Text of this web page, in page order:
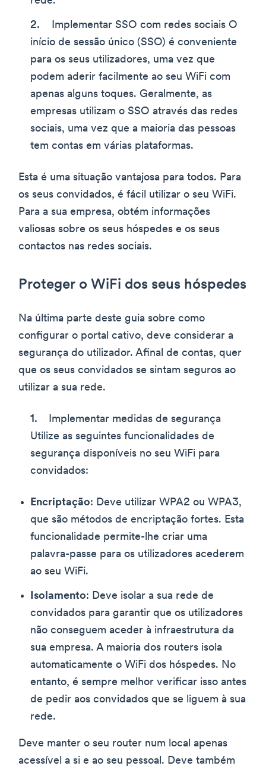
Implementar SSO com redes sociais O
início de sessão único (SSO) é conveniente
para os seus utilizadores, uma vez que
podem aderir facilmente ao seu WiFi com
apenas alguns toques. Geralmente, as
empresas utilizam o SSO através das redes
sociais, uma vez que a maioria das pessoas
tem contas em várias plataformas.
Esta é uma situação vantajosa para todos. Para
os seus convidados, é fácil utilizar o seu WiFi.
Para a sua empresa, obtém informações
valiosas sobre os seus hóspedes e os seus
contactos nas redes sociais.
Proteger o WiFi dos seus hóspedes
Na última parte deste guia sobre como
configurar o portal cativo, deve considerar a
segurança do utilizador. Afinal de contas, quer
que os seus convidados se sintam seguros ao
utilizar a sua rede.
Implementar medidas de segurança
Utilize as seguintes funcionalidades de
segurança disponíveis no seu WiFi para
convidados:
Encriptação: Deve utilizar WPA2 ou WPA3,
que são métodos de encriptação fortes. Esta
funcionalidade permite-lhe criar uma
palavra-passe para os utilizadores acederem
ao seu WiFi.
Isolamento: Deve isolar a sua rede de
convidados para garantir que os utilizadores
não conseguem aceder à infraestrutura da
sua empresa. A maioria dos routers isola
automaticamente o WiFi dos hóspedes. No
entanto, é sempre melhor verificar isso antes
de pedir aos convidados que se liguem à sua
rede.
Deve manter o seu router num local apenas
acessível a si e ao seu pessoal. Deve também